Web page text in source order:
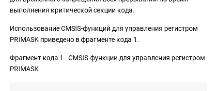
выполнения критической секции кода.
Использование CMSIS-функций для управления регистром
PRIMASK приведено в фрагменте кода 1.
Фрагмент кода 1 - CMSIS-функции для управления регистром
PRIMASK